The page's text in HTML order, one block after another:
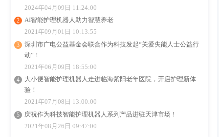
2024年04月09日 11:24:00
AI智能护理机器人助力智慧养老
2021年09月01日 10:13:55
深圳市广电公益基金会联合作为科技发起“关爱失能人士公益行
动”！
2021年06月09日 18:55:00
大小便智能护理机器人走进临海紫阳老年医院，开启护理新体
验！
2021年07月08日 13:00:00
庆祝作为科技智能护理机器人系列产品进驻天津市场！
2021年08月26日 09:47:00